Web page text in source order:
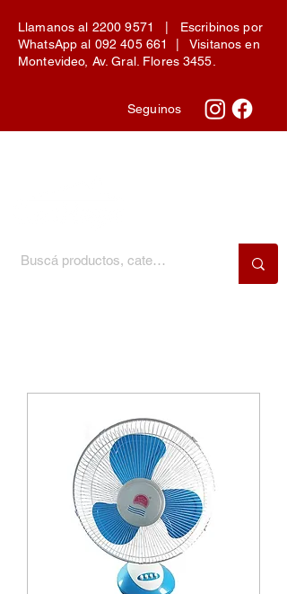
Llamanos al 2200 9571
| Escribinos por
WhatsApp al 092 405 661
| Visitanos en
Montevideo, Av. Gral. Flores 3455.
Seguinos